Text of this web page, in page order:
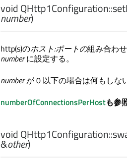
voidQHttp1Configuration::
number)
http(s)のホスト:ポートの組み合わ
numberに設定する。
numberが 0 以下の場合は何もしない
numberOfConnectionsPerHostも参
voidQHttp1Configuration::
&other)